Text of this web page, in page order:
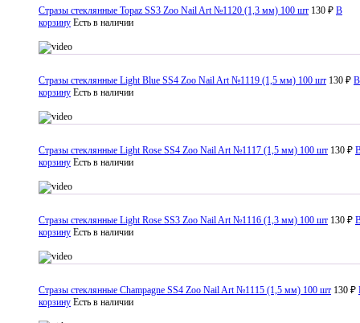
Стразы стеклянные Topaz SS3 Zoo Nail Art №1120 (1,3 мм) 100 шт 130 ₽ В
корзину Есть в наличии
Стразы стеклянные Light Blue SS4 Zoo Nail Art №1119 (1,5 мм) 100 шт 130 ₽ В
корзину Есть в наличии
Стразы стеклянные Light Rose SS4 Zoo Nail Art №1117 (1,5 мм) 100 шт 130 ₽
корзину Есть в наличии
Стразы стеклянные Light Rose SS3 Zoo Nail Art №1116 (1,3 мм) 100 шт 130 ₽
корзину Есть в наличии
Стразы стеклянные Champagne SS4 Zoo Nail Art №1115 (1,5 мм) 100 шт 130 ₽
корзину Есть в наличии